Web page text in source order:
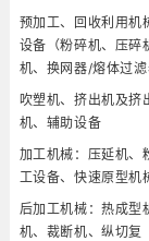
预加工、回收利用机
设备（粉碎机、压碎
机、换网器/熔体过
吹塑机、挤出机及挤
机、辅助设备
加工机械：压延机、
工设备、快速原型机
后加工机械：热成型
机、裁断机、纵切复